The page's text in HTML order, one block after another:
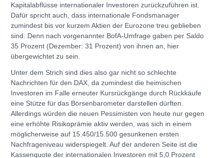
Kapitalabflüsse internationaler Investoren zurückzuführen ist.
Dafür spricht auch, dass internationale Fondsmanager
zumindest bis vor kurzem Aktien der Eurozone treu geblieben
sind. Denn nach vorgenannter BofA-Umfrage gaben per Saldo
35 Prozent (Dezember: 31 Prozent) von ihnen an, hier
übergewichtet zu sein.
Unter dem Strich sind dies also gar nicht so schlechte
Nachrichten für den DAX, da zumindest die heimischen
Investoren im Falle erneuter Kursrückgänge durch Rückkäufe
eine Stütze für das Börsenbarometer darstellen dürften.
Allerdings würden die neuen Pessimisten von heute nur gegen
eine erhöhte Risikoprämie aktiv werden, was sich in einem
möglicherweise auf 15.450/15.500 gesunkenen ersten
Nachfrageniveau widerspiegelt. Auf der anderen Seite ist die
Kassenquote der internationalen Investoren mit 5,0 Prozent